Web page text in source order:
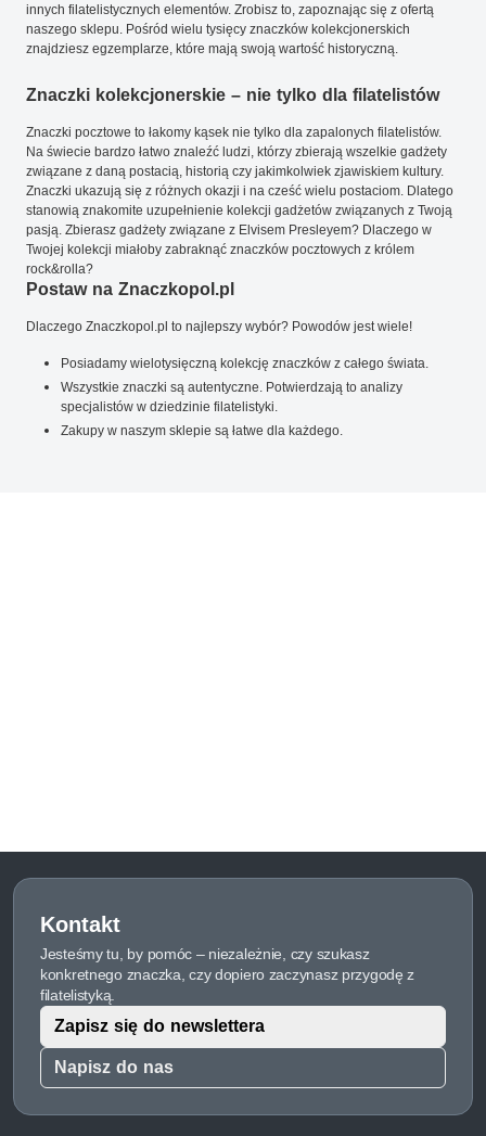
innych filatelistycznych elementów. Zrobisz to, zapoznając się z ofertą
naszego sklepu. Pośród wielu tysięcy znaczków kolekcjonerskich
znajdziesz egzemplarze, które mają swoją wartość historyczną.
Znaczki kolekcjonerskie – nie tylko dla filatelistów
Znaczki pocztowe to łakomy kąsek nie tylko dla zapalonych filatelistów.
Na świecie bardzo łatwo znaleźć ludzi, którzy zbierają wszelkie gadżety
związane z daną postacią, historią czy jakimkolwiek zjawiskiem kultury.
Znaczki ukazują się z różnych okazji i na cześć wielu postaciom. Dlatego
stanowią znakomite uzupełnienie kolekcji gadżetów związanych z Twoją
pasją. Zbierasz gadżety związane z Elvisem Presleyem? Dlaczego w
Twojej kolekcji miałoby zabraknąć znaczków pocztowych z królem
rock&rolla?
Postaw na Znaczkopol.pl
Dlaczego Znaczkopol.pl to najlepszy wybór? Powodów jest wiele!
Posiadamy wielotysięczną kolekcję znaczków z całego świata.
Wszystkie znaczki są autentyczne. Potwierdzają to analizy
specjalistów w dziedzinie filatelistyki.
Zakupy w naszym sklepie są łatwe dla każdego.
Kontakt
Jesteśmy tu, by pomóc – niezależnie, czy szukasz
konkretnego znaczka, czy dopiero zaczynasz przygodę z
filatelistyką.
Napisz do nas
Zapisz się do newslettera